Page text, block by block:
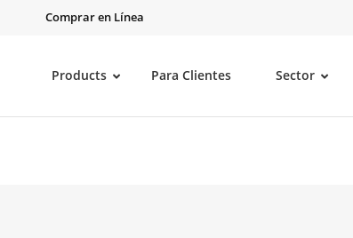
Comprar en Línea
Products Para Clientes Sector